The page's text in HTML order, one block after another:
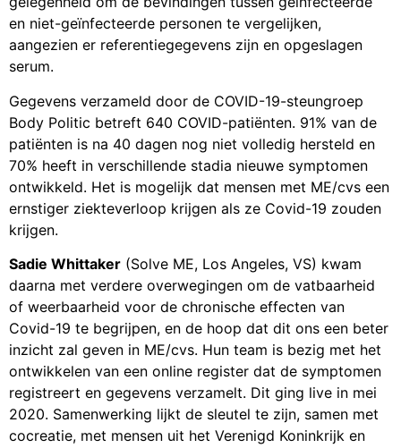
en niet-geïnfecteerde personen te vergelijken,
aangezien er referentiegegevens zijn en opgeslagen
serum.
Gegevens verzameld door de COVID-19-steungroep
Body Politic betreft 640 COVID-patiënten. 91% van de
patiënten is na 40 dagen nog niet volledig hersteld en
70% heeft in verschillende stadia nieuwe symptomen
ontwikkeld. Het is mogelijk dat mensen met ME/cvs een
ernstiger ziekteverloop krijgen als ze Covid-19 zouden
krijgen.
Sadie Whittaker (Solve ME, Los Angeles, VS) kwam
daarna met verdere overwegingen om de vatbaarheid
of weerbaarheid voor de chronische effecten van
Covid-19 te begrijpen, en de hoop dat dit ons een beter
inzicht zal geven in ME/cvs. Hun team is bezig met het
ontwikkelen van een online register dat de symptomen
registreert en gegevens verzamelt. Dit ging live in mei
2020. Samenwerking lijkt de sleutel te zijn, samen met
cocreatie, met mensen uit het Verenigd Koninkrijk en